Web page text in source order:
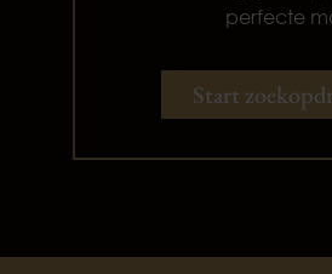
perfecte
Start